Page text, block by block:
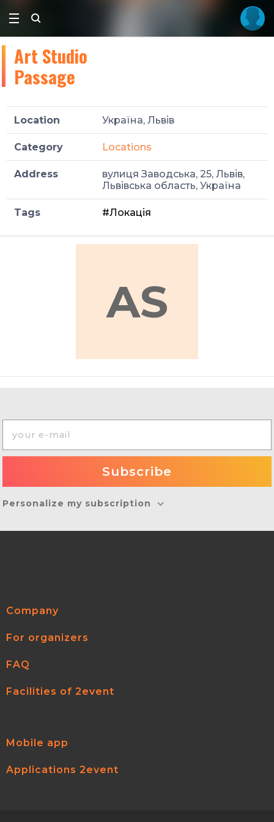
Art Studio
Passage
Location Україна, Львів
Category Locations
Address
вулиця Заводська, 25, Львів,
Львівська область, Україна
Tags #Локація
AS
Personalize my subscription
Company
For organizers
FAQ
Facilities of 2event
Mobile app
Applications 2event